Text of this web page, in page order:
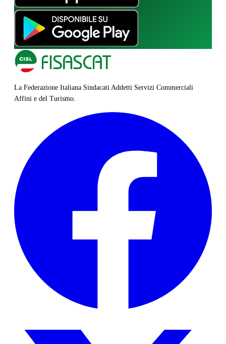
La Federazione Italiana Sindacati Addetti Servizi Commerciali
Affini e del Turismo.